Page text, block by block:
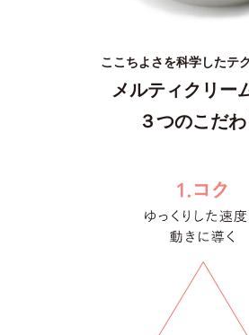
ここちよさを科学したテ
メルティクリー
３つのこだわ